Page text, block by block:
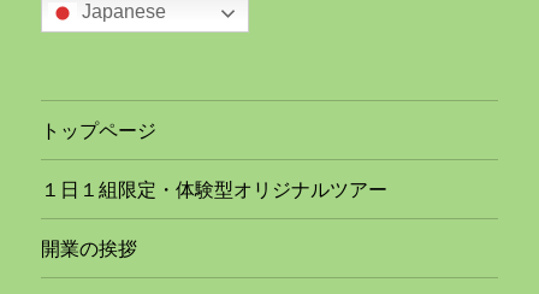
Japanese
トップページ
１日１組限定・体験型オリジナルツアー
開業の挨拶